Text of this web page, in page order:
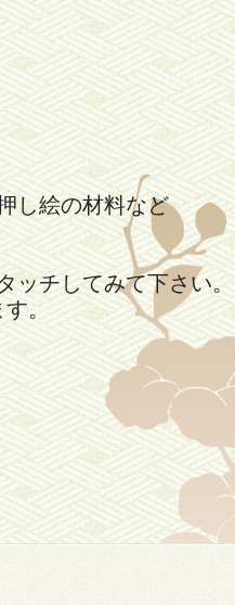
し絵の材料など
ッチしてみて下さい。
す。